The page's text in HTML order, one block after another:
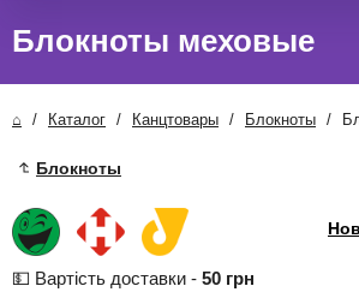
Блокноты меховые
⌂ / Каталог / Канцтовары / Блокноты /
Блокноты
💵 Вартість доставки - 50 грн